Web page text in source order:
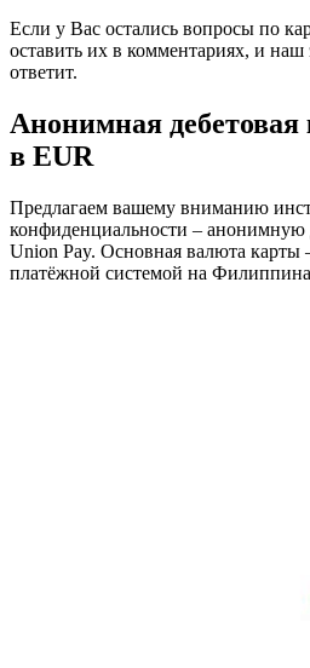
Если у Вас остались вопросы по
оставить их в комментариях, и наш
ответит.
Анонимная дебетовая
в EUR
Предлагаем вашему вниманию
конфиденциальности – анонимную
Union Pay. Основная валюта карты
платёжной системой на